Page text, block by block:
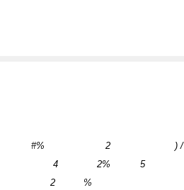
#% 2 ) /
4
2% 5
2
%